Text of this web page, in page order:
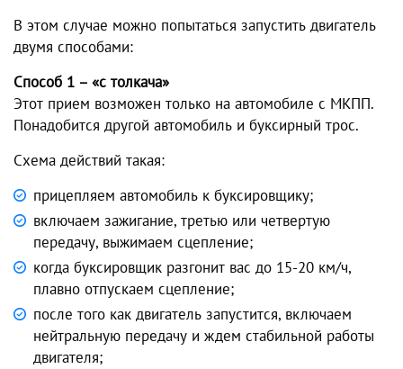
В этом случае можно попытаться запустить двигатель
двумя способами:
Способ 1 – «с толкача»
Этот прием возможен только на автомобиле с МКПП.
Понадобится другой автомобиль и буксирный трос.
Схема действий такая:
прицепляем автомобиль к буксировщику;
включаем зажигание, третью или четвертую
передачу, выжимаем сцепление;
когда буксировщик разгонит вас до 15-20 км/ч,
плавно отпускаем сцепление;
после того как двигатель запустится, включаем
нейтральную передачу и ждем стабильной работы
двигателя;